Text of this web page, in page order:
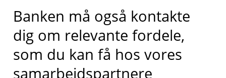
Banken må også kontakte
dig om relevante fordele,
som du kan få hos vores
samarbejdspartnere